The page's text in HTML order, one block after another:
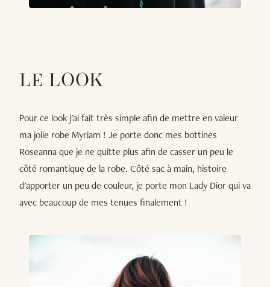
LE LOOK
Pour ce look j'ai fait très simple afin de mettre en valeur
ma jolie robe Myriam ! Je porte donc mes bottines
Roseanna que je ne quitte plus afin de casser un peu le
côté romantique de la robe. Côté sac à main, histoire
d'apporter un peu de couleur, je porte mon Lady Dior qui va
avec beaucoup de mes tenues finalement !